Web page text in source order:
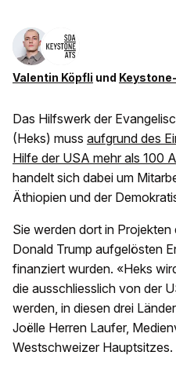
Valentin Köpfli und
Das Hilfswerk der
(Heks) muss aufgrund des
Hilfe der USA mehr als 100
handelt sich dabei um
Äthiopien und der
Sie werden dort in
Donald Trump aufgelösten
finanziert wurden. «Heks
die ausschliesslich von der
werden, in diesen drei
Joëlle Herren Laufer,
Westschweizer Hauptsitzes.